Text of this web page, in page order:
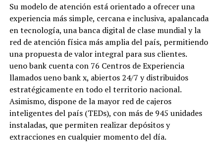
Su modelo de atención está orientado a ofrecer una
experiencia más simple, cercana e inclusiva, apalancada
en tecnología, una banca digital de clase mundial y la
red de atención física más amplia del país, permitiendo
una propuesta de valor integral para sus clientes.
ueno bank cuenta con 76 Centros de Experiencia
llamados ueno bank x, abiertos 24/7 y distribuidos
estratégicamente en todo el territorio nacional.
Asimismo, dispone de la mayor red de cajeros
inteligentes del país (TEDs), con más de 945 unidades
instaladas, que permiten realizar depósitos y
extracciones en cualquier momento del día.